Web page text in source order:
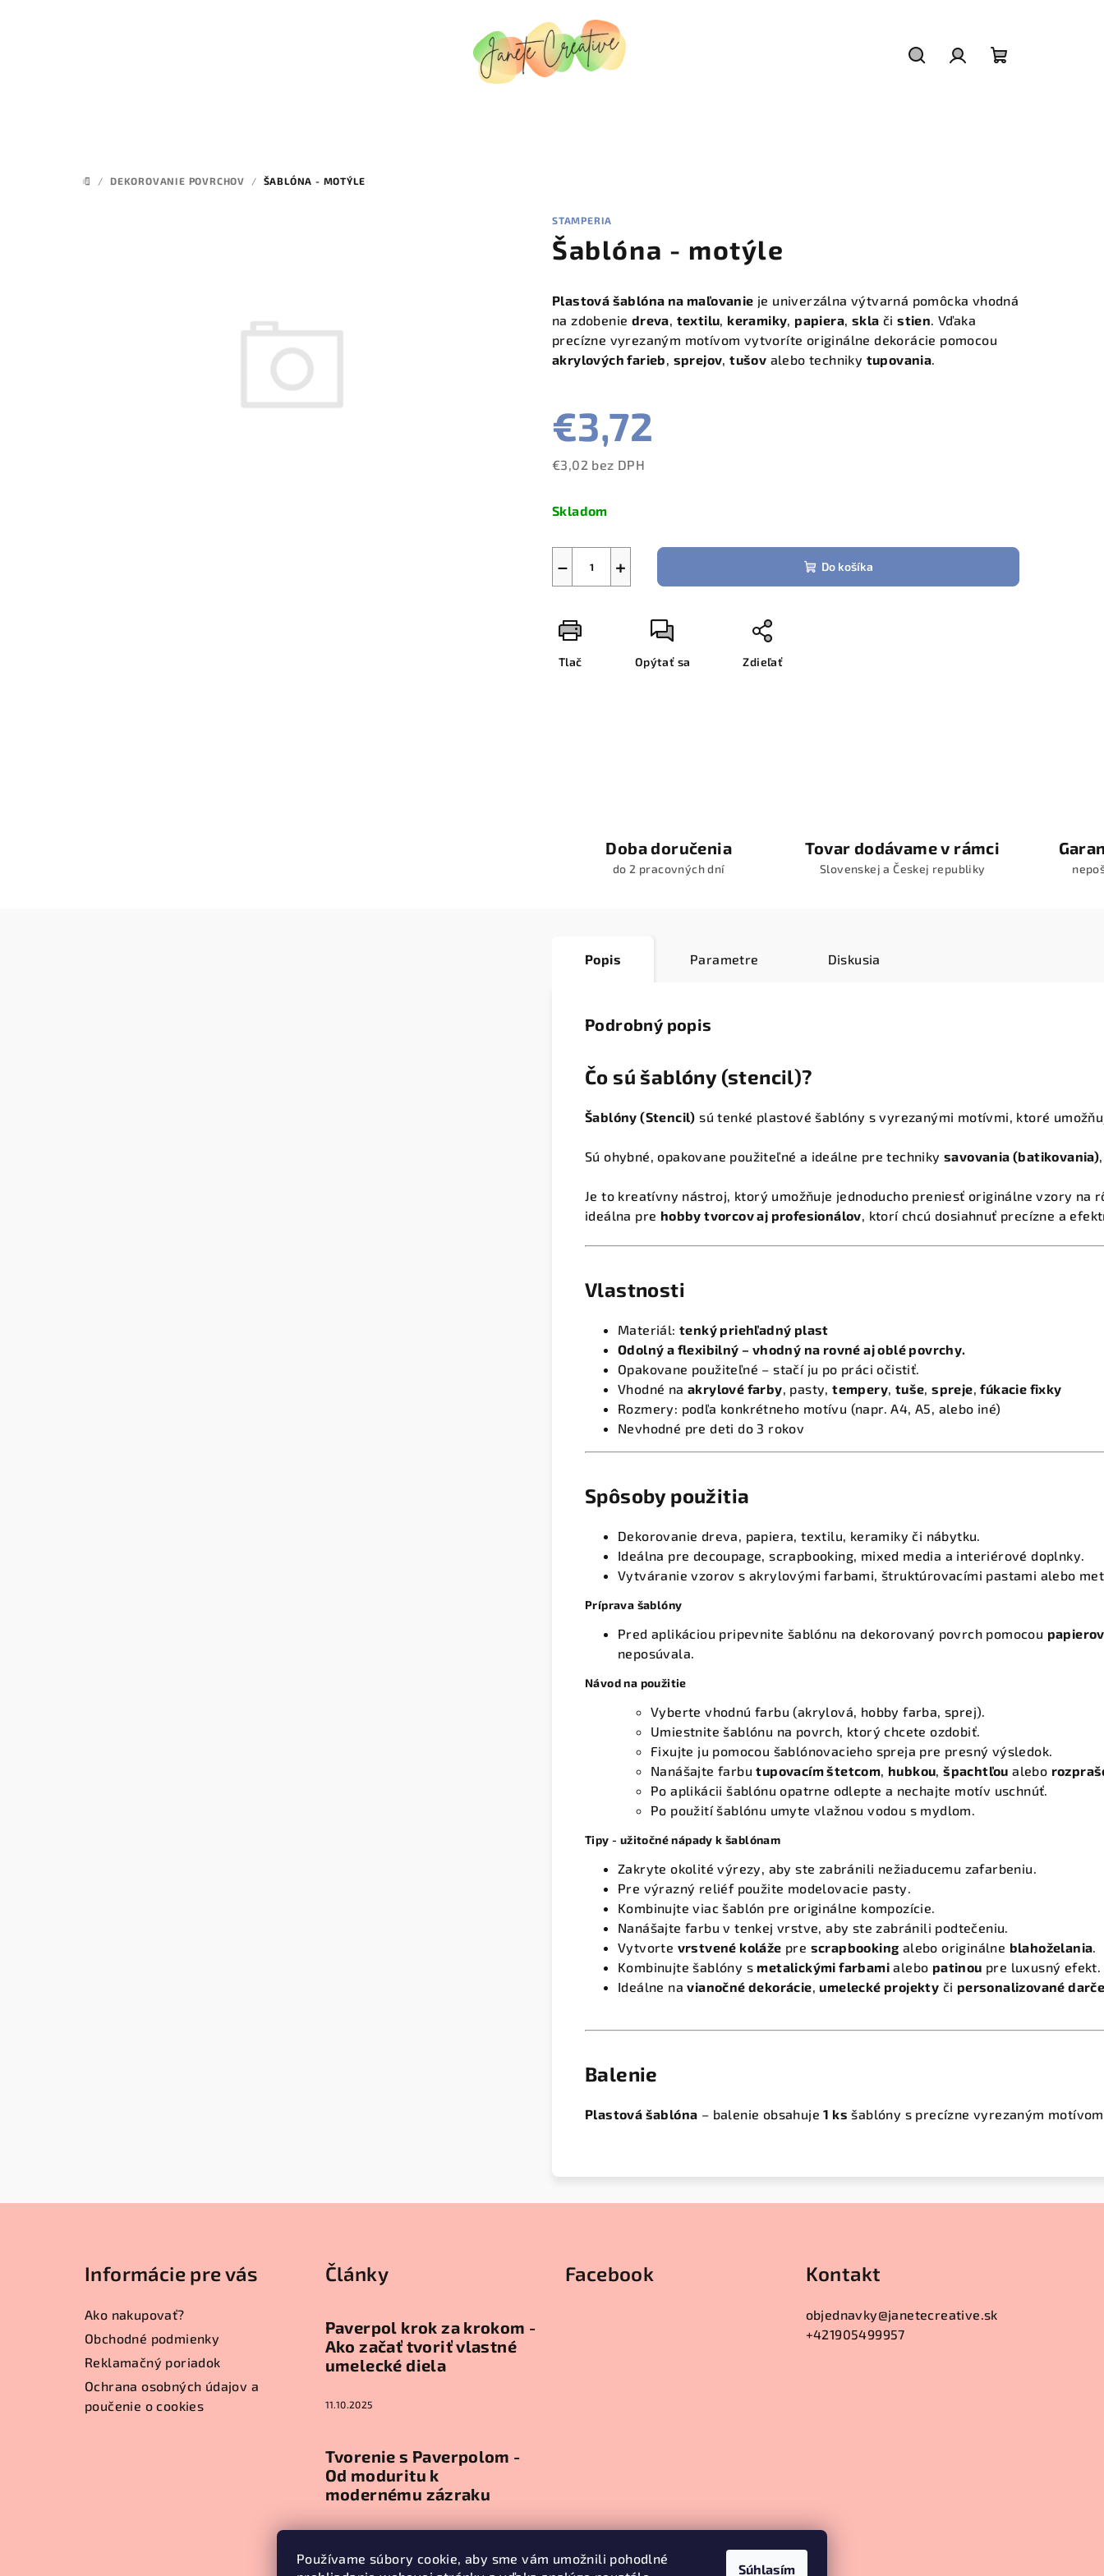
Používame súbory cookie, aby sme vám umožnili pohodlné
Súhlasím
DOMOV
/ DEKOROVANIE POVRCHOV / ŠABLÓNA - MOTÝLE
STAMPERIA
Šablóna - motýle
Plastová šablóna na maľovanie je univerzálna výtvarná pomôcka vhodná
na zdobenie dreva textilu keramiky papiera skla čistien . Vďaka
precízne vyrezaným motívom vytvoríte originálne dekorácie pomocou
akrylových farieb sprejov ,tušov alebo techniky tupovania
€3,72
€3,02 bez DPH
cena:
Skladom
+
− Do košíka
Tlač Opýtať sa Zdieľať
Doba doručenia
do 2 pracovných dní
Tovar dodávame v rámci
Slovenskej a Českej republiky
Popis Parametre Diskusia
Podrobný popis
Čo sú šablóny (stencil)?
Šablóny (Stencil) sú tenké plastové šablóny s vyrezanými motívmi, ktoré
Sú ohybné, opakovane použiteľné a ideálne pre techniky savovania (batikovania)
Je to kreatívny nástroj, ktorý umožňuje jednoducho preniesť originálne vzory na
ideálna pre hobby tvorcov aj profesionálov , ktorí chcú dosiahnuť precízne a
Vlastnosti
Materiál: tenký priehľadný plast
Odolný a flexibilný – vhodný na rovné aj oblé povrchy.
Opakovane použiteľné – stačí ju po práci očistiť.
Vhodné na akrylové farby , pasty,tempery tuše ,spreje ,fúkacie fixky
Rozmery: podľa konkrétneho motívu (napr. A4, A5, alebo iné)
Nevhodné pre deti do 3 rokov
Spôsoby použitia
Dekorovanie dreva, papiera, textilu, keramiky či nábytku.
Ideálna pre decoupage, scrapbooking, mixed media a interiérové doplnky.
Vytváranie vzorov s akrylovými farbami, štruktúrovacími pastami alebo
Príprava šablóny
Pred aplikáciou pripevnite šablónu na dekorovaný povrch pomocou
neposúvala.
Návod na použitie
Vyberte vhodnú farbu (akrylová, hobby farba, sprej).
Umiestnite šablónu na povrch, ktorý chcete ozdobiť.
Fixujte ju pomocou šablónovacieho spreja pre presný výsledok.
Nanášajte farbutupovacím štetcom hubkou ,špachtľou alebo
Po aplikácii šablónu opatrne odlepte a nechajte motív uschnúť.
Po použití šablónu umyte vlažnou vodou s mydlom.
Tipy - užitočné nápady k šablónam
Zakryte okolité výrezy, aby ste zabránili nežiaducemu zafarbeniu.
Pre výrazný reliéf použite modelovacie pasty.
Kombinujte viac šablón pre originálne kompozície.
Nanášajte farbu v tenkej vrstve, aby ste zabránili podtečeniu.
Vytvorte vrstvené koláže pre scrapbooking alebo originálne blahoželania
Kombinujte šablóny s metalickými farbami alebo patinou pre luxusný efekt.
Ideálne navianočné dekorácie umelecké projekty či personalizované
Balenie
Plastová šablóna – balenie obsahuje1 ks šablóny s precízne vyrezaným
Informácie pre vás
Ako nakupovať?
Obchodné podmienky
Reklamačný poriadok
Ochrana osobných údajov a
poučenie o cookies
Články
Paverpol krok za krokom -
Ako začať tvoriť vlastné
umelecké diela
11.10.2025
Tvorenie s Paverpolom -
Od moduritu k
modernému zázraku
11.10.2025
Facebook Kontakt
objednavky@janetecreative.sk
+421905499957